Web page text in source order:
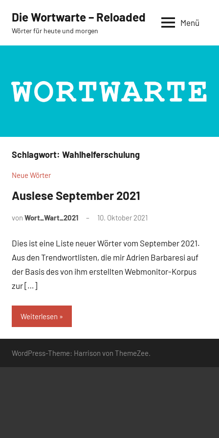
Inhalt
springen
Die Wortwarte – Reloaded
Wörter für heute und morgen
Menü
Schlagwort: Wahlhelferschulung
Neue Wörter
Auslese September 2021
von Wort_Wart_2021 10. Oktober 2021
Dies ist eine Liste neuer Wörter vom September 2021.
Aus den Trendwortlisten, die mir Adrien Barbaresi auf
der Basis des von ihm erstellten Webmonitor-Korpus
zur […]
Weiterlesen
WordPress-Theme: Harrison von ThemeZee.